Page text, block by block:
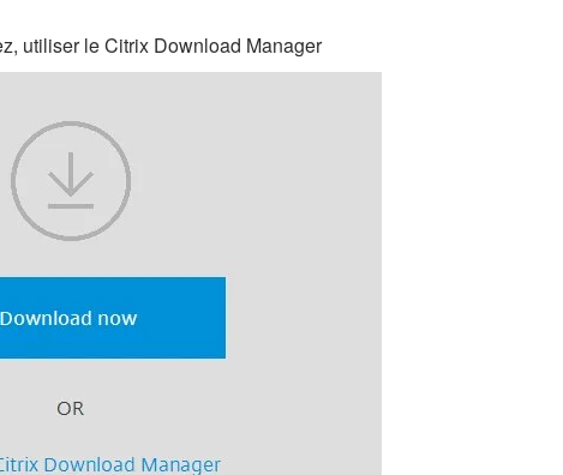
utiliser le Citrix Download Manager